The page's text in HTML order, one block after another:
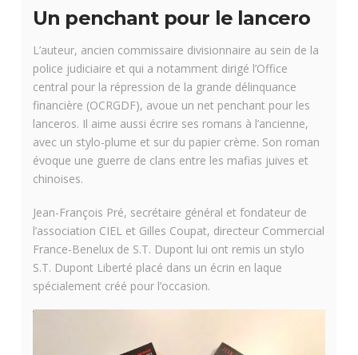
Un penchant pour le lancero
L’auteur, ancien commissaire divisionnaire au sein de la
police judiciaire et qui a notamment dirigé l’Office
central pour la répression de la grande délinquance
financière (OCRGDF), avoue un net penchant pour les
lanceros. Il aime aussi écrire ses romans à l’ancienne,
avec un stylo-plume et sur du papier crème. Son roman
évoque une guerre de clans entre les mafias juives et
chinoises.
Jean-François Pré, secrétaire général et fondateur de
l’association CIEL et Gilles Coupat, directeur Commercial
France-Benelux de S.T. Dupont lui ont remis un stylo
S.T. Dupont Liberté placé dans un écrin en laque
spécialement créé pour l’occasion.